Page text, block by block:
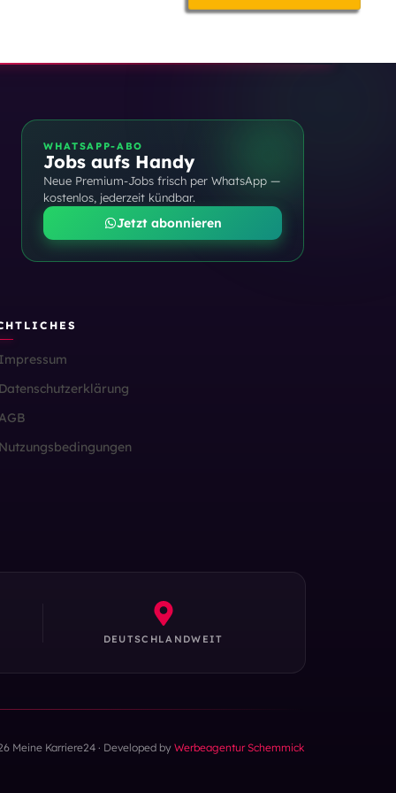
WHATSAPP-ABO
Jobs aufs Handy
Neue Premium-Jobs frisch per WhatsApp —
kostenlos, jederzeit kündbar.
Jetzt abonnieren
Impressum
Datenschutzerklärung
Nutzungsbedingungen
DEUTSCHLANDWEIT
Meine Karriere24 · Developed by Werbeagentur Schemmick